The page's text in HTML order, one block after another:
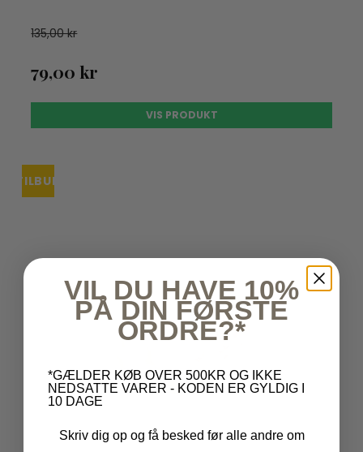
135,00 kr
79,00 kr
VIS PRODUKT
TILBUD
VIL DU HAVE 10%
PÅ DIN FØRSTE
ORDRE?*
*GÆLDER KØB OVER 500KR OG IKKE
NEDSATTE VARER - KODEN ER GYLDIG I
10 DAGE
Skriv dig op og få besked før alle andre om